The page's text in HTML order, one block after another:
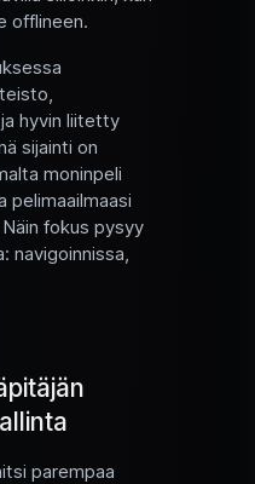
offlineen.
hyvin liitetty
sijainti on
moninpeli
pelimaailmaasi
fokus pysyy
navigoinnissa,
parempaa